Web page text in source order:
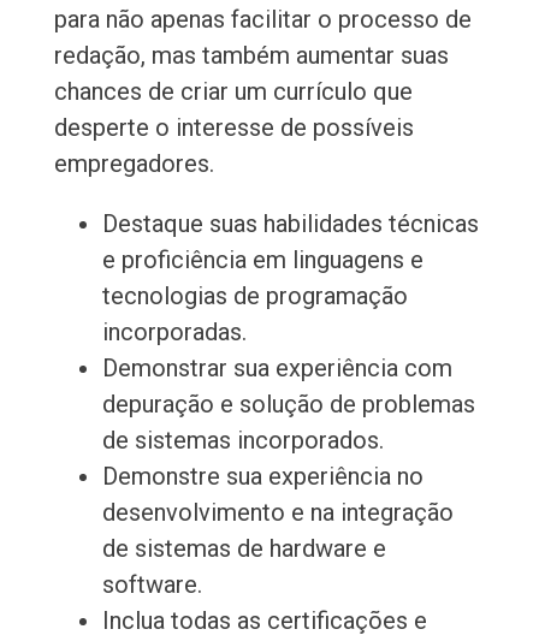
para não apenas facilitar o processo de
redação, mas também aumentar suas
chances de criar um currículo que
desperte o interesse de possíveis
empregadores.
Destaque suas habilidades técnicas
e proficiência em linguagens e
tecnologias de programação
incorporadas.
Demonstrar sua experiência com
depuração e solução de problemas
de sistemas incorporados.
Demonstre sua experiência no
desenvolvimento e na integração
de sistemas de hardware e
software.
Inclua todas as certificações e